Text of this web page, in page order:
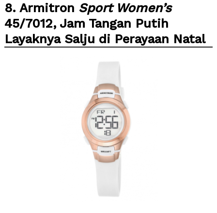
8. Armitron Sport Women’s
45/7012, Jam Tangan Putih
Layaknya Salju di Perayaan Natal